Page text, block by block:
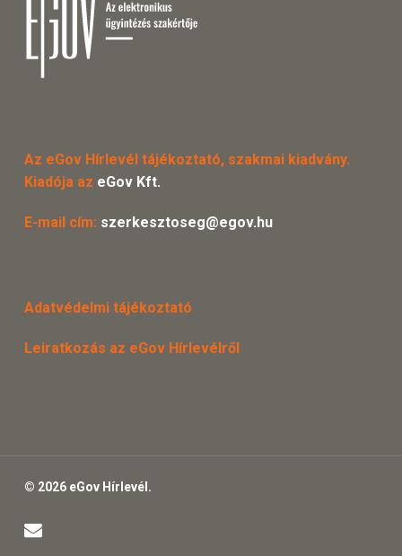
Az eGov Hírlevél tájékoztató, szakmai kiadvány.
Kiadója az eGov Kft.
E-mail cím: szerkesztoseg@egov.hu
Adatvédelmi tájékoztató
Leiratkozás az eGov Hírlevélről
© 2026 eGov Hírlevél.
email